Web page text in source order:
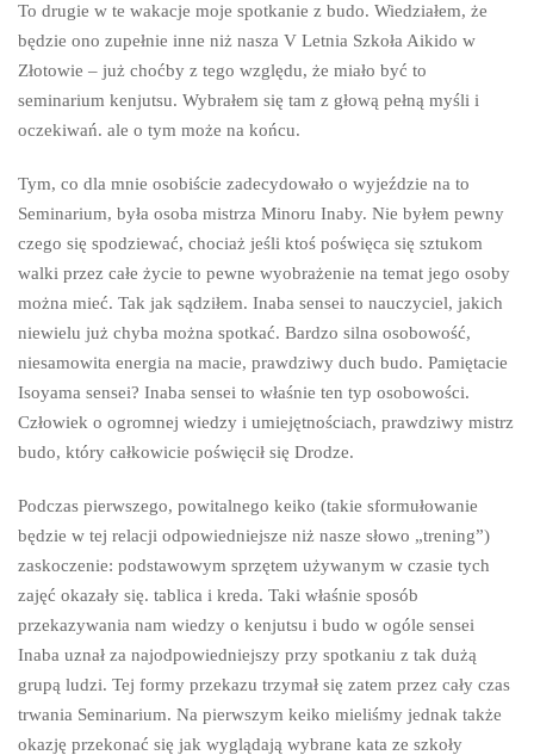
To drugie w te wakacje moje spotkanie z budo. Wiedziałem, że
będzie ono zupełnie inne niż nasza V Letnia Szkoła Aikido w
Złotowie – już choćby z tego względu, że miało być to
seminarium kenjutsu. Wybrałem się tam z głową pełną myśli i
oczekiwań. ale o tym może na końcu.
Tym, co dla mnie osobiście zadecydowało o wyjeździe na to
Seminarium, była osoba mistrza Minoru Inaby. Nie byłem pewny
czego się spodziewać, chociaż jeśli ktoś poświęca się sztukom
walki przez całe życie to pewne wyobrażenie na temat jego osoby
można mieć. Tak jak sądziłem. Inaba sensei to nauczyciel, jakich
niewielu już chyba można spotkać. Bardzo silna osobowość,
niesamowita energia na macie, prawdziwy duch budo. Pamiętacie
Isoyama sensei? Inaba sensei to właśnie ten typ osobowości.
Człowiek o ogromnej wiedzy i umiejętnościach, prawdziwy mistrz
budo, który całkowicie poświęcił się Drodze.
Podczas pierwszego, powitalnego keiko (takie sformułowanie
będzie w tej relacji odpowiedniejsze niż nasze słowo „trening”)
zaskoczenie: podstawowym sprzętem używanym w czasie tych
zajęć okazały się. tablica i kreda. Taki właśnie sposób
przekazywania nam wiedzy o kenjutsu i budo w ogóle sensei
Inaba uznał za najodpowiedniejszy przy spotkaniu z tak dużą
grupą ludzi. Tej formy przekazu trzymał się zatem przez cały czas
trwania Seminarium. Na pierwszym keiko mieliśmy jednak także
okazję przekonać się jak wyglądają wybrane kata ze szkoły